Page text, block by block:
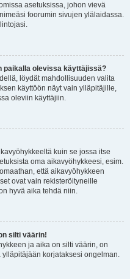
asetuksissa, johon vievä
foorumin sivujen ylälaidassa.
paikalla olevissa käyttäjissä?
löydät mahdollisuuden valita
käyttöön näyt vain ylläpitäjille,
oleviin käyttäjiin.
kuin se jossa itse
oma aikavyöhykkeesi, esim.
että aikavyöhykkeen
ovat vain rekisteröityneille
hyvä aika tehdä niin.
silti väärin!
ja aika on silti väärin, on
korjataksesi ongelman.